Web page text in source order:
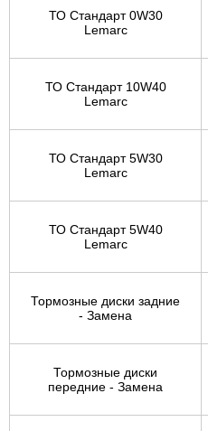
ТО Стандарт 0W30
Lemarc
ТО Стандарт 10W40
Lemarc
ТО Стандарт 5W30
Lemarc
ТО Стандарт 5W40
Lemarc
Тормозные диски задние
- Замена
Тормозные диски
передние - Замена